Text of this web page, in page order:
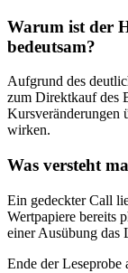
Warum ist der
bedeutsam?
Aufgrund des
zum Direktkauf des
Kursveränderungen
wirken.
Was versteht
Ein gedeckter Call
Wertpapiere bereits
einer Ausübung das
Ende der Leseprobe